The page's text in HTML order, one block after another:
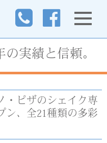
実績と信頼。
・ピザのシェイク専
ン、全21種類の多彩